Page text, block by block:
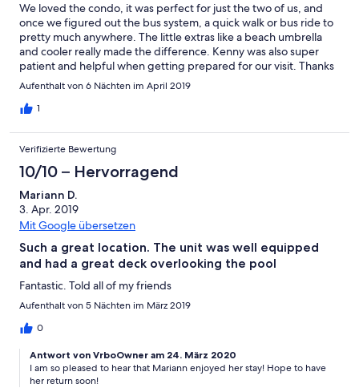
We loved the condo, it was perfect for just the two of us, and
once we figured out the bus system, a quick walk or bus ride to
pretty much anywhere. The little extras like a beach umbrella
and cooler really made the difference. Kenny was also super
patient and helpful when getting prepared for our visit. Thanks
for sharing your home away from home with us!
Aufenthalt von 6 Nächten im April 2019
1
Verifizierte Bewertung
10/10 – Hervorragend
Mariann D.
3. Apr. 2019
Mit Google übersetzen
Such a great location. The unit was well equipped
and had a great deck overlooking the pool
Fantastic. Told all of my friends
Aufenthalt von 5 Nächten im März 2019
0
Antwort von VrboOwner am 24. März 2020
I am so pleased to hear that Mariann enjoyed her stay! Hope to have
her return soon!